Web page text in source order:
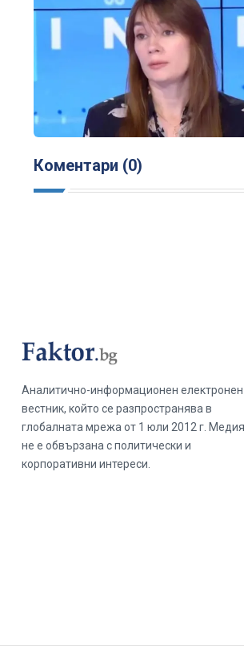
Коментари (0)
Аналитично-информационен електронен
вестник, който се разпространява в
глобалната мрежа от 1 юли 2012 г.
не е обвързана с политически и
корпоративни интереси.